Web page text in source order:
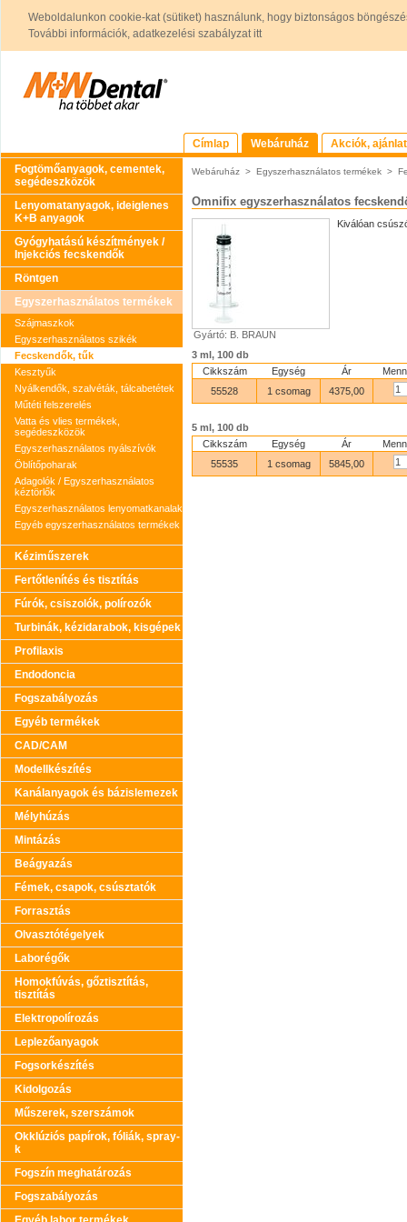
Weboldalunkon cookie-kat (sütiket) használunk, hogy biztonságos
További információk, adatkezelési szabályzat itt
Címlap Webáruház
Akciók,
Fogtömőanyagok, cementek,
segédeszközök
Lenyomatanyagok, ideiglenes
K+B anyagok
Gyógyhatású készítmények /
Injekciós fecskendők
Röntgen
Egyszerhasználatos termékek
Szájmaszkok
Egyszerhasználatos szikék
Fecskendők, tűk
Kesztyűk
Nyálkendők, szalvéták, tálcabetétek
Műtéti felszerelés
Vatta és vlies termékek,
segédeszközök
Egyszerhasználatos nyálszívók
Öblítőpoharak
Adagolók / Egyszerhasználatos
kéztörlők
Egyszerhasználatos lenyomatkanalak
Egyéb egyszerhasználatos termékek
Kéziműszerek
Fertőtlenítés és tisztítás
Fúrók, csiszolók, polírozók
Turbinák, kézidarabok, kisgépek
Profilaxis
Endodoncia
Fogszabályozás
Egyéb termékek
CAD/CAM
Modellkészítés
Kanálanyagok és bázislemezek
Mélyhúzás
Mintázás
Beágyazás
Fémek, csapok, csúsztatók
Forrasztás
Olvasztótégelyek
Laborégők
Homokfúvás, gőztisztítás,
tisztítás
Elektropolírozás
Leplezőanyagok
Fogsorkészítés
Kidolgozás
Műszerek, szerszámok
Okklúziós papírok, fóliák, spray-
k
Fogszín meghatározás
Fogszabályozás
Webáruház > Egyszerhasználatos termékek >
Omnifix egyszerhasználatos
Gyártó: B. BRAUN
Kiválóan
3 ml, 100 db
Cikkszám
Egység Ár
55528
1 csomag 4375,00
5 ml, 100 db
Cikkszám
Egység Ár
55535
1 csomag 5845,00